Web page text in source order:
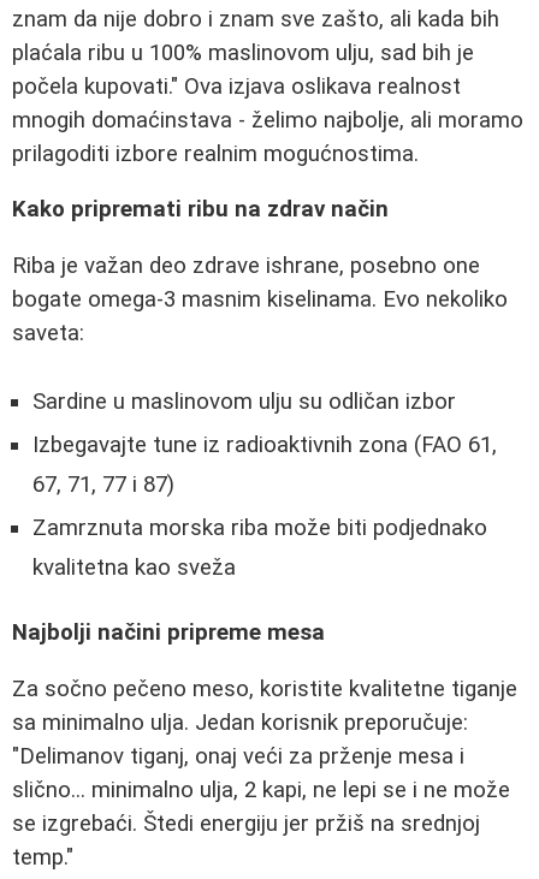
znam da nije dobro i znam sve zašto, ali kada bih
plaćala ribu u 100% maslinovom ulju, sad bih je
počela kupovati." Ova izjava oslikava realnost
mnogih domaćinstava - želimo najbolje, ali moramo
prilagoditi izbore realnim mogućnostima.
Kako pripremati ribu na zdrav način
Riba je važan deo zdrave ishrane, posebno one
bogate omega-3 masnim kiselinama. Evo nekoliko
saveta:
Sardine u maslinovom ulju su odličan izbor
Izbegavajte tune iz radioaktivnih zona (FAO 61,
67, 71, 77 i 87)
Zamrznuta morska riba može biti podjednako
kvalitetna kao sveža
Najbolji načini pripreme mesa
Za sočno pečeno meso, koristite kvalitetne tiganje
sa minimalno ulja. Jedan korisnik preporučuje:
"Delimanov tiganj, onaj veći za prženje mesa i
slično... minimalno ulja, 2 kapi, ne lepi se i ne može
se izgrebaći. Štedi energiju jer pržiš na srednjoj
temp."